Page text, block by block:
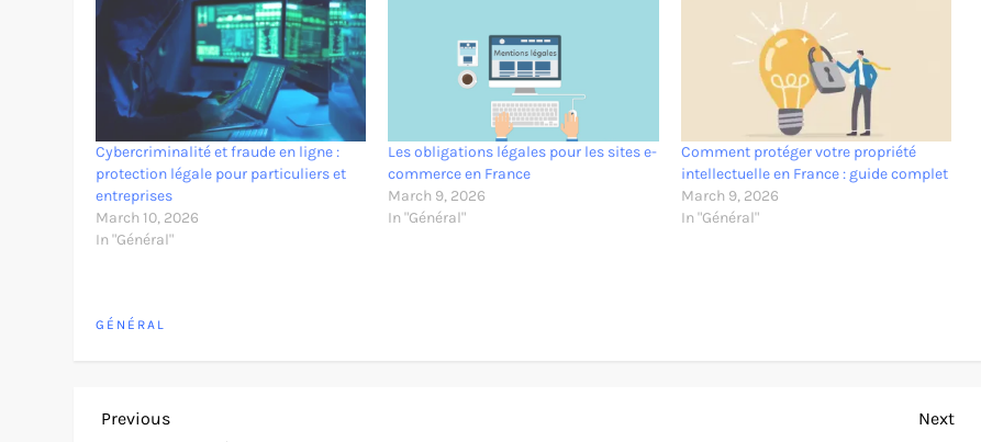
Cybercriminalité et fraude en ligne :
protection légale pour particuliers et
entreprises
March 10, 2026
In "Général"
Les obligations légales pour les sites e-
commerce en France
March 9, 2026
In "Général"
Comment protéger votre propriété
intellectuelle en France : guide complet
March 9, 2026
In "Général"
GÉNÉRAL
P
Previous
Previous
Next
Next